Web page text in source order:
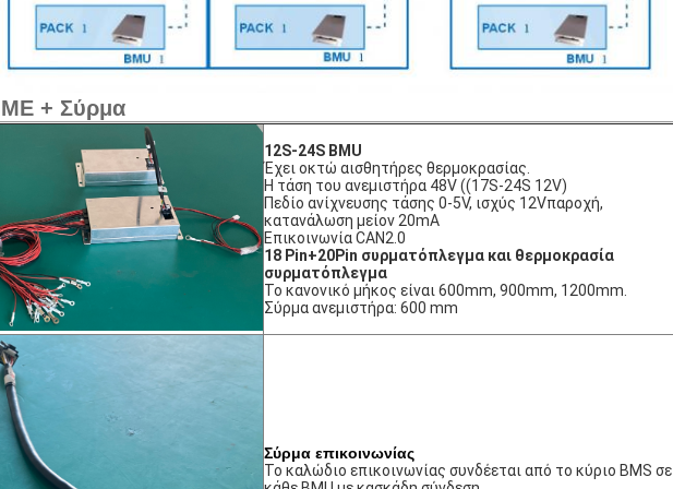
+ Σύρμα
12S-24S BMU
Έχει οκτώ αισθητήρες θερμοκρασίας.
Η τάση του ανεμιστήρα 48V ((17S-24S 12V)
Πεδίο ανίχνευσης τάσης 0-5V, ισχύς 12Vπαροχή,
κατανάλωση μείον 20mA
Επικοινωνία CAN2.0
18 Pin+20Pin συρματόπλεγμα και θερμοκρασία
συρματόπλεγμα
Το κανονικό μήκος είναι 600mm, 900mm, 1200mm.
Σύρμα ανεμιστήρα: 600 mm
Σύρμα επικοινωνίας
Το καλώδιο επικοινωνίας συνδέεται από το κύριο BMS σε